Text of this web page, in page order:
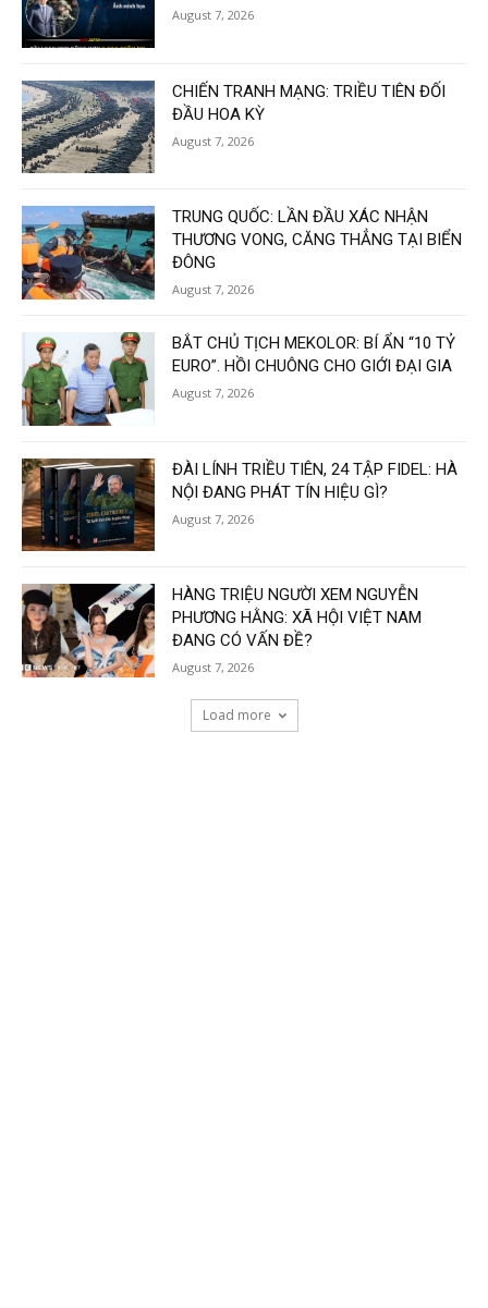
August 7, 2026
CHIẾN TRANH MẠNG: TRIỀU TIÊN ĐỐI
ĐẦU HOA KỲ
August 7, 2026
TRUNG QUỐC: LẦN ĐẦU XÁC NHẬN
THƯƠNG VONG, CĂNG THẲNG TẠI BIỂN
ĐÔNG
August 7, 2026
BẮT CHỦ TỊCH MEKOLOR: BÍ ẨN “10 TỶ
EURO”. HỒI CHUÔNG CHO GIỚI ĐẠI GIA
August 7, 2026
ĐÀI LÍNH TRIỀU TIÊN, 24 TẬP FIDEL: HÀ
NỘI ĐANG PHÁT TÍN HIỆU GÌ?
August 7, 2026
HÀNG TRIỆU NGƯỜI XEM NGUYỄN
PHƯƠNG HẰNG: XÃ HỘI VIỆT NAM
ĐANG CÓ VẤN ĐỀ?
August 7, 2026
Load more